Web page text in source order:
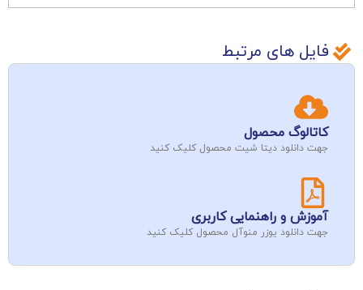
فایل های مرتبط
کاتالوگ محصول
جهت دانلود دیتا شیت محصول کلیک کنید
آموزش و راهنمایی کاربری
جهت دانلود یوزر منوآل محصول کلیک کنید